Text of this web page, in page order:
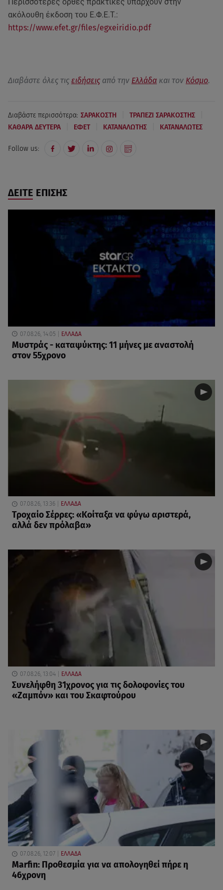
ακόλουθη έκδοση του Ε.Φ.Ε.Τ.:
https://www.efet.gr/files/egxeiridio.pdf
Διαβάστε όλες τις ειδήσεις από την Ελλάδα και τον Κόσμο.
Διαβάστε περισσότερα: ΣΑΡΑΚΟΣΤΗ ΤΡΑΠΕΖΙ ΣΑΡΑΚΟΣΤΗΣ
ΚΑΘΑΡΑ ΔΕΥΤΕΡΑ ΕΦΕΤ ΚΑΤΑΝΑΛΩΤΗΣ ΚΑΤΑΝΑΛΩΤΕΣ
Follow us:
ΔΕΙΤΕ ΕΠΙΣΗΣ
07.08.26, 14:05 ΕΛΛΑΔΑ
Μυστράς - καταψύκτης: 11 μήνες με αναστολή
στον 55χρονο
07.08.26, 13:36 ΕΛΛΑΔΑ
Τροχαίο Σέρρες: «Κοίταξα να φύγω αριστερά,
αλλά δεν πρόλαβα»
07.08.26, 13:04 ΕΛΛΑΔΑ
Συνελήφθη 31χρονος για τις δολοφονίες του
«Ζαμπόν» και του Σκαφτούρου
07.08.26, 12:07 ΕΛΛΑΔΑ
Marfin: Προθεσμία για να απολογηθεί πήρε η
46χρονη